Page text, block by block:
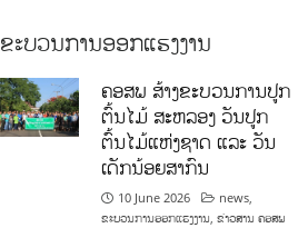
ຂະບວນການອອກແຮງງານ
ຄອສພ ສ້າງຂະບວນການປູກ
ຕົ້ນໄມ້ ສະຫລອງ ວັນປູກ
ຕົ້ນໄມ້ແຫ່ງຊາດ ແລະ ວັນ
ເດັກນ້ອຍສາກົນ
10 June 2026 news,
ຂະບວນການອອກແຮງງານ, ຂ່າວສານ ຄອສພ